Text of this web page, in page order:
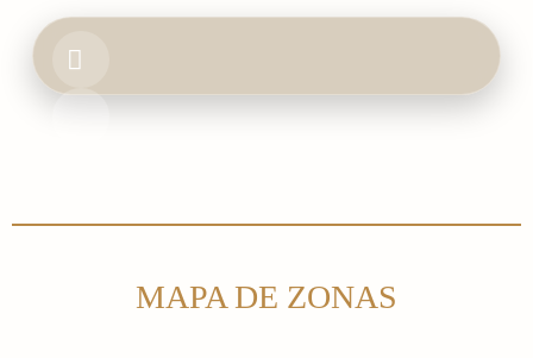
BOOK & EVENTS
FOOD & DRINK
MAPA DE ZONAS